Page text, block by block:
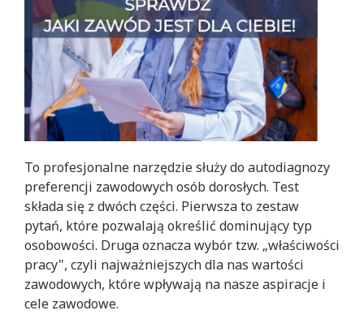
To profesjonalne narzędzie służy do autodiagnozy
preferencji zawodowych osób dorosłych. Test
składa się z dwóch części. Pierwsza to zestaw
pytań, które pozwalają określić dominujący typ
osobowości. Druga oznacza wybór tzw. „właściwości
pracy", czyli najważniejszych dla nas wartości
zawodowych, które wpływają na nasze aspiracje i
cele zawodowe.